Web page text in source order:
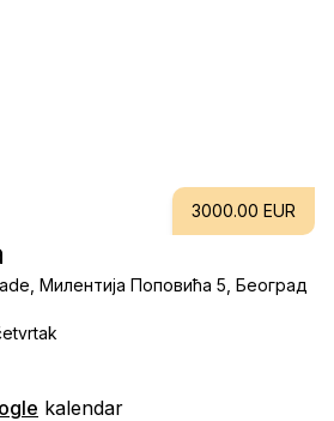
3000.00 EUR
Милентија Поповића 5, Београд
kalendar